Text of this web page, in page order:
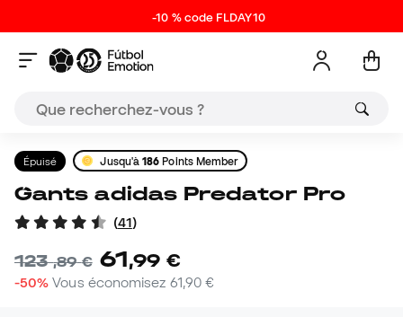
-10 % code FLDAY10
Épuisé Jusqu'à186 Points Member
Gants adidas Predator Pro
(41)
123,89 € 61,99 €
-50% Vous économisez 61,90 €